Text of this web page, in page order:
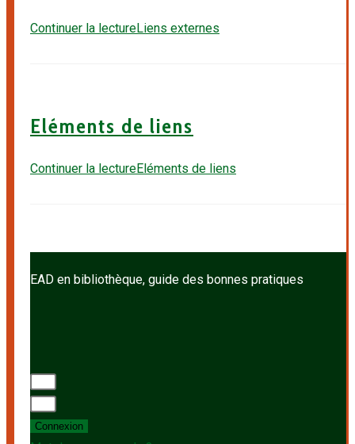
Continuer la lectureLiens externes
Eléments de liens
Continuer la lectureEléments de liens
EAD en bibliothèque, guide des bonnes pratiques
Connexion